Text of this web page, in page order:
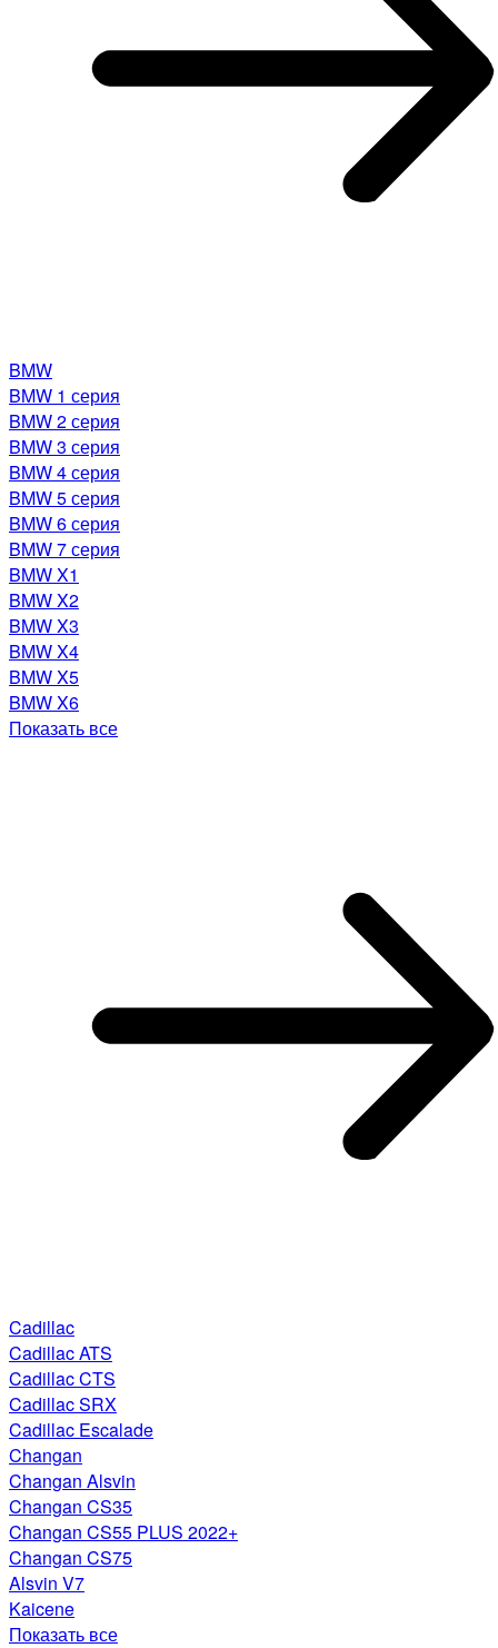
BMW
BMW 1 серия
BMW 2 серия
BMW 3 серия
BMW 4 серия
BMW 5 серия
BMW 6 серия
BMW 7 серия
BMW X1
BMW X2
BMW X3
BMW X4
BMW X5
BMW X6
Показать все
Cadillac
Cadillac ATS
Cadillac CTS
Cadillac SRX
Cadillac Escalade
Changan
Changan Alsvin
Changan CS35
Changan CS55 PLUS 2022+
Changan CS75
Alsvin V7
Kaicene
Показать все